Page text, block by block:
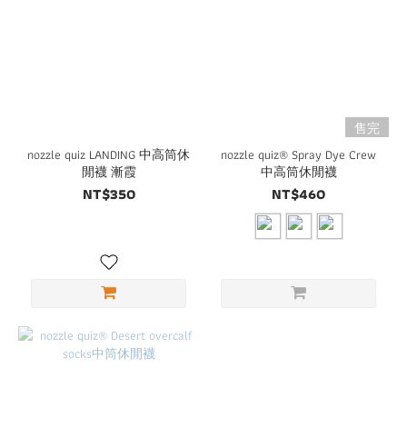
nozzle quiz LANDING 中高筒休
閒襪 漸霞
NT$350
售完
nozzle quiz® Spray Dye Crew
中高筒休閒襪
NT$460